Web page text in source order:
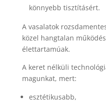
könnyebb tisztításért.
A vasalatok
közel hangtalan
élettartamúak.
A keret nélküli
magunkat, mert:
esztétikusabb,